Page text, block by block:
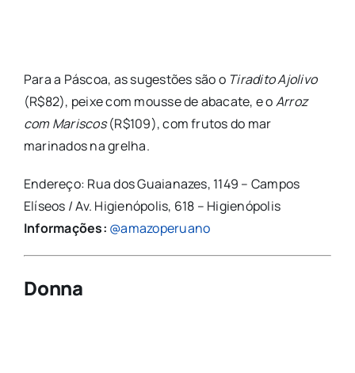
Para a Páscoa, as sugestões são o Tiradito Ajolivo
(R$82), peixe com mousse de abacate, e oArroz
com Mariscos(R$109), com frutos do mar
marinados na grelha.
Endereço: Rua dos Guaianazes, 1149 – Campos
Elíseos / Av. Higienópolis, 618 – Higienópolis
Informações: @amazoperuano
Donna